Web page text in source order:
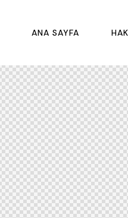
ANA SAYFA